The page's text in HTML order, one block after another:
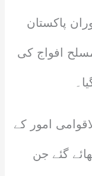
پاکستان
افواج کی
امور کے
گئے جن